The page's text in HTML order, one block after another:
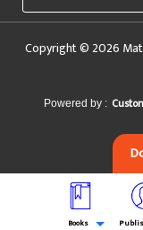
Copyright © 2026
Powered by :
Books